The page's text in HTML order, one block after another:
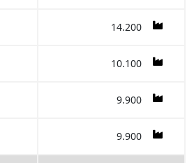
14.200
10.100
9.900
9.900